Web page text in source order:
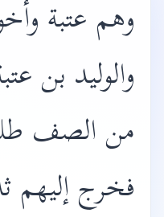
وهم عتبة
والوليد بن
من الصف
فخرج إليهم